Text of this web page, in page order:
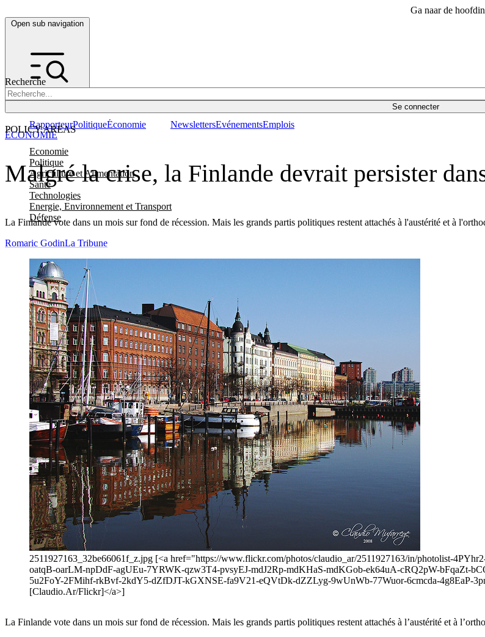
Ga naar de
Open sub navigation
Recherche
Se connecter
POLICY AREAS
Economie
Politique
Agriculture et Alimentation
Santé
Technologies
Energie, Environnement et Transport
Défense
RapporteurPolitiqueÉconomie NewslettersEvénementsEmplois
Malgré la crise, la Finlande devrait persister
La Finlande vote dans un mois sur fond de récession. Mais les grands partis politiques restent attachés à l'austérité et à
ÉCONOMIE
Romaric GodinLa Tribune
2511927163_32be66061f_z.jpg [<a href="https://www.flickr.com/photos/claudio_ar/2511927163/in/photolist-
oatqB-oarLM-npDdF-agUEu-7YRWK-qzw3T4-pvsyEJ-mdJ2Rp-mdKHaS-mdKGob-ek64uA-cRQ2pW-bFqaZt-
5u2FoY-2FMihf-rkBvf-2kdY5-dZfDJT-kGXNSE-fa9V21-eQVtDk-dZZLyg-9wUnWb-77Wuor-6cmcda-4g8EaP-
[Claudio.Ar/Flickr]</a>]
La Finlande vote dans un mois sur fond de récession. Mais les grands partis politiques restent attachés à l’austérité et à